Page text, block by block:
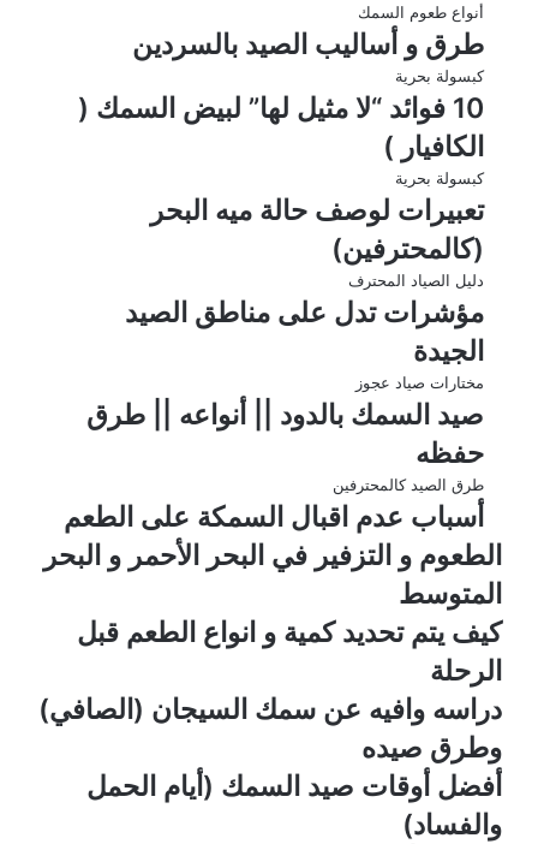
أنواع طعوم السمك
طرق و أساليب الصيد بالسردين
كبسولة بحرية
10 فوائد “لا مثيل لها” لبيض السمك (
الكافيار )
كبسولة بحرية
تعبيرات لوصف حالة ميه البحر
(كالمحترفين)
دليل الصياد المحترف
مؤشرات تدل على مناطق الصيد
الجيدة
مختارات صياد عجوز
صيد السمك بالدود || أنواعه || طرق
حفظه
طرق الصيد كالمحترفين
أسباب عدم اقبال السمكة على الطعم
الطعوم و التزفير في البحر الأحمر و البحر
المتوسط
كيف يتم تحديد كمية و انواع الطعم قبل
الرحلة
دراسه وافيه عن سمك السيجان (الصافي)
وطرق صيده
أفضل أوقات صيد السمك (أيام الحمل
والفساد)